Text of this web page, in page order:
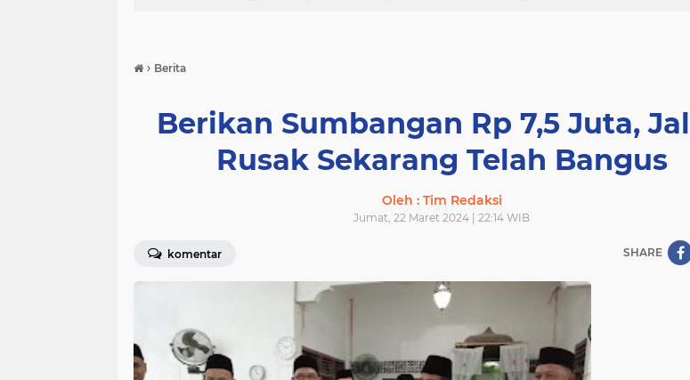
› Berita
Berikan Sumbangan Rp 7,5 Juta,
Rusak Sekarang Telah Bangus
Oleh : Tim Redaksi
Jumat, 22 Maret 2024 | 22:14 WIB
komentar SHARE